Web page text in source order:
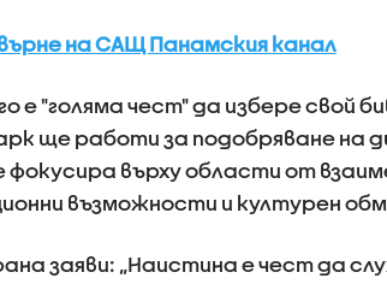
на САЩ Панамския канал
е "голяма чест" да избере свой
ще работи за подобряване на
върху области от
възможности и културен
заяви: „Наистина е чест да